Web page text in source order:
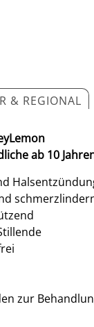
& REGIONAL
ab 10
zur